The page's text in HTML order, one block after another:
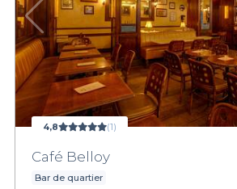
4,8 (1)
Café Belloy
Bar de quartier